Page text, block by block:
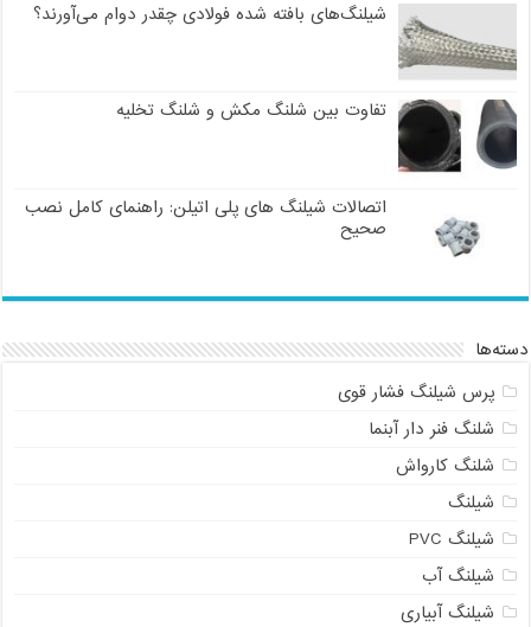
شیلنگ‌های بافته شده فولادی چقدر دوام می‌آورند؟
تفاوت بین شلنگ مکش و شلنگ تخلیه
اتصالات شیلنگ های پلی اتیلن: راهنمای کامل نصب
صحیح
دسته‌ها
پرس شیلنگ فشار قوی
شلنگ فنر دار آبنما
شلنگ کارواش
شیلنگ
شیلنگ PVC
شیلنگ آب
شیلنگ آبیاری